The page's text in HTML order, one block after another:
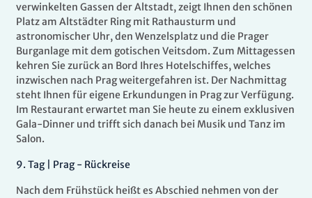
verwinkelten Gassen der Altstadt, zeigt Ihnen den schönen
Platz am Altstädter Ring mit Rathausturm und
astronomischer Uhr, den Wenzelsplatz und die Prager
Burganlage mit dem gotischen Veitsdom. Zum Mittagessen
kehren Sie zurück an Bord Ihres Hotelschiffes, welches
inzwischen nach Prag weitergefahren ist. Der Nachmittag
steht Ihnen für eigene Erkundungen in Prag zur Verfügung.
Im Restaurant erwartet man Sie heute zu einem exklusiven
Gala-Dinner und trifft sich danach bei Musik und Tanz im
Salon.
9. Tag | Prag - Rückreise
Nach dem Frühstück heißt es Abschied nehmen von der